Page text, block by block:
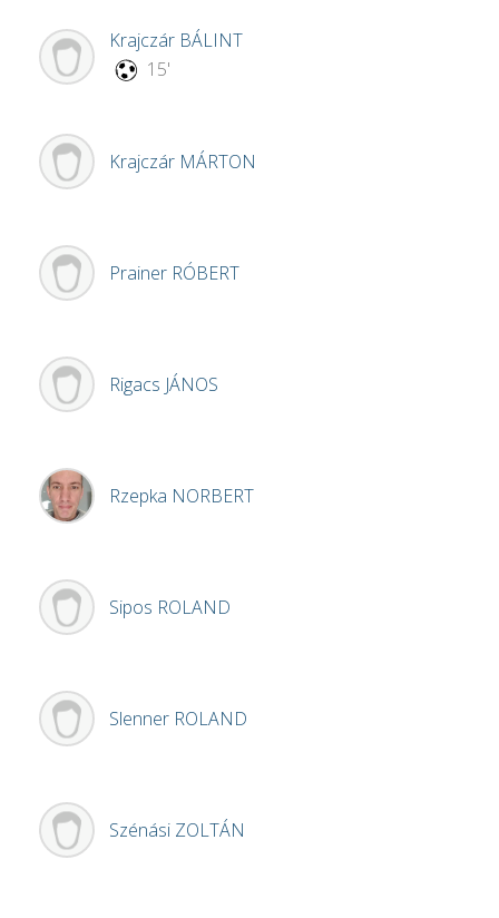
Krajczár BÁLINT
15'
Krajczár MÁRTON
Prainer RÓBERT
Rigacs JÁNOS
Rzepka NORBERT
Sipos ROLAND
Slenner ROLAND
Szénási ZOLTÁN